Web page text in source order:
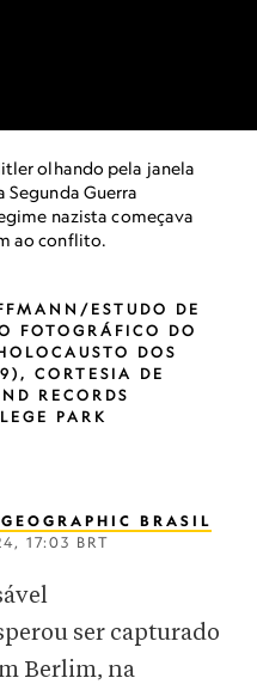
olhando pela janela
Guerra
nazista começava
ao conflito.
ESTUDO DE
FOTOGRÁFICO DO
DOS
CORTESIA DE
RECORDS
PARK
BRASIL
17:03 BRT
ser capturado
Berlim, na